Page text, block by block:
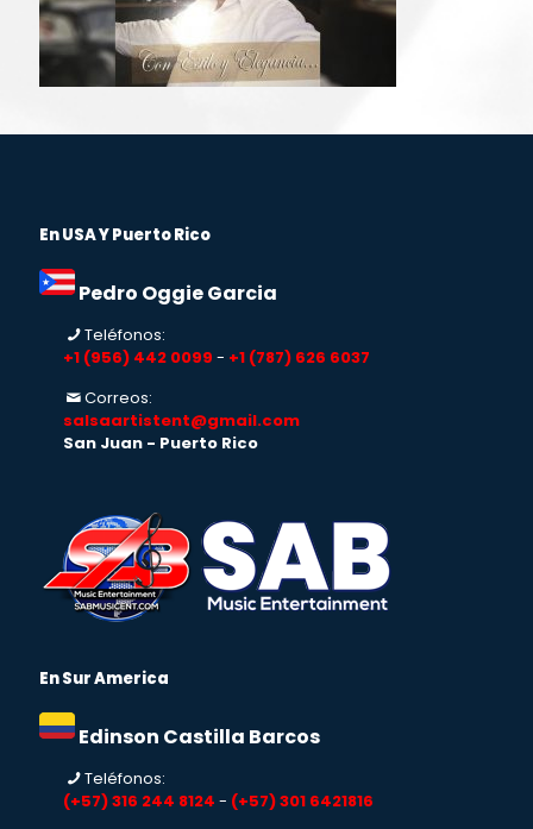
En USA Y Puerto Rico
Pedro Oggie Garcia
Teléfonos:
+1 (956) 442 0099 - +1 (787) 626 6037
Correos:
salsaartistent@gmail.com
San Juan - Puerto Rico
En Sur America
Edinson Castilla Barcos
Teléfonos:
(+57) 316 244 8124 - (+57) 301 6421816